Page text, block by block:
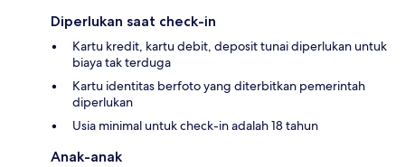
Diperlukan saat check-in
Kartu kredit, kartu debit, deposit tunai diperlukan untuk
biaya tak terduga
Kartu identitas berfoto yang diterbitkan pemerintah
diperlukan
Usia minimal untuk check-in adalah 18 tahun
Anak-anak